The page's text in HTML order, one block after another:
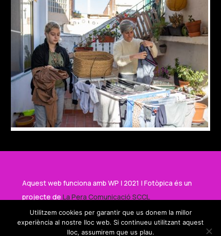
Aquest web funciona amb WP | 2021 | Fotòpica és un
projecte de La Pera Comunicació SCCL
Amb el suport de
Utilitzem cookies per garantir que us donem la millor
experiència al nostre lloc web. Si continueu utilitzant aquest
lloc, assumirem que us plau.